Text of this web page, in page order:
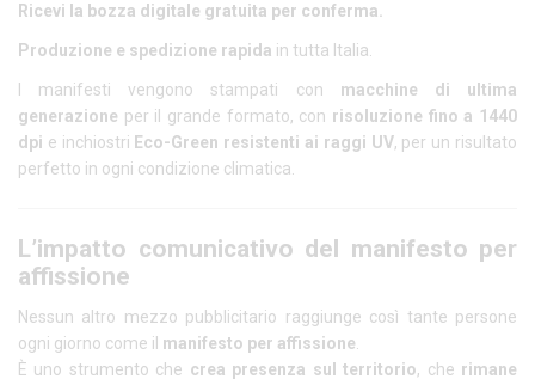
Ricevi la bozza digitale gratuita per conferma.
Produzione e spedizione rapida in tutta Italia.
I manifesti vengono stampati con macchine di ultima
generazione per il grande formato, con risoluzione fino a 1440
dpi e inchiostri Eco-Green resistenti ai raggi UV, per un risultato
perfetto in ogni condizione climatica.
L’impatto comunicativo del manifesto per
affissione
Nessun altro mezzo pubblicitario raggiunge così tante persone
ogni giorno come il manifesto per affissione
È uno strumento che crea presenza sul territorio, che rimane